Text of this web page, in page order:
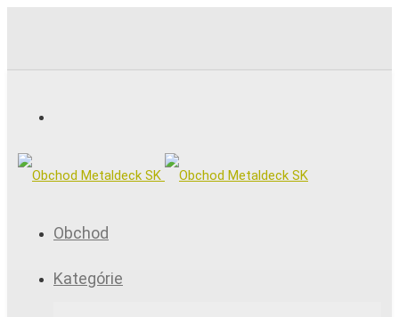
Obchod
Kategórie